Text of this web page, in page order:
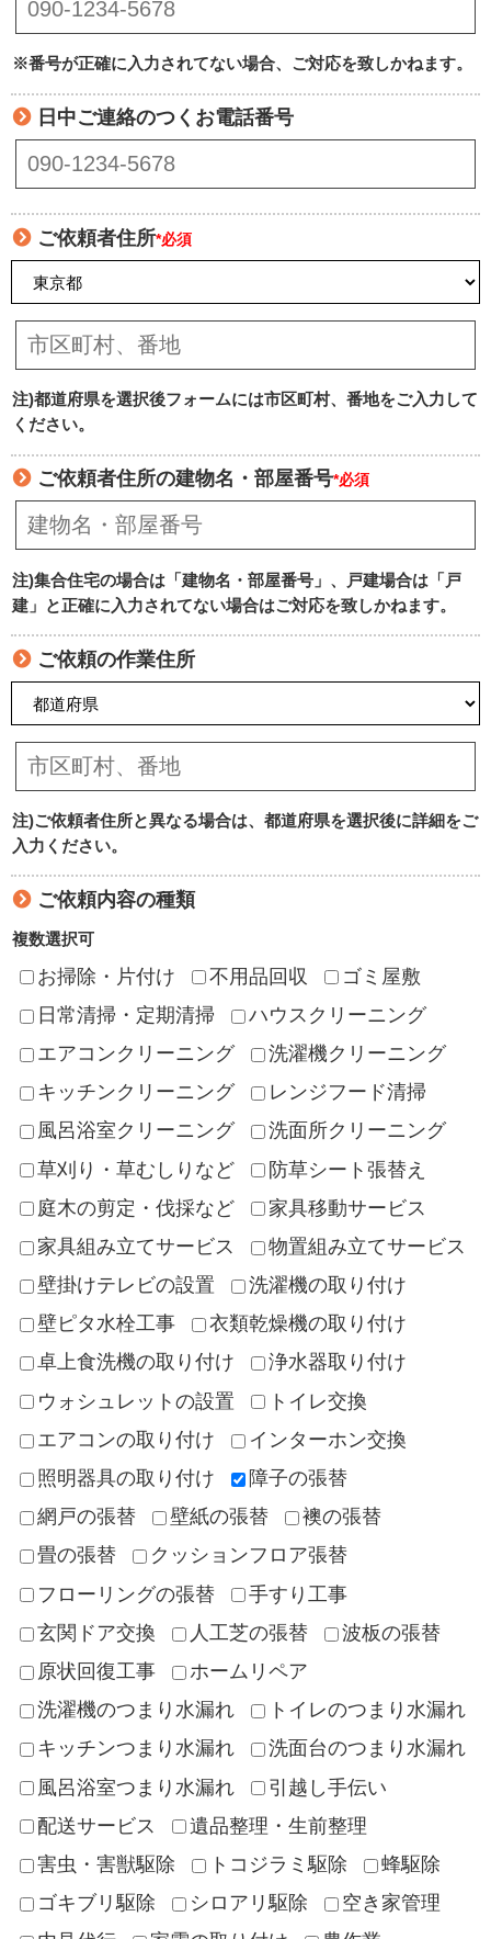
※番号が正確に入力されてない場合、ご対応を致しかねます。
日中ご連絡のつくお電話番号
ご依頼者住所*必須
注)都道府県を選択後フォームには市区町村、番地をご入力して
ください。
ご依頼者住所の建物名・部屋番号*必須
注)集合住宅の場合は「建物名・部屋番号」、戸建場合は「戸
建」と正確に入力されてない場合はご対応を致しかねます。
ご依頼の作業住所
注)ご依頼者住所と異なる場合は、都道府県を選択後に詳細をご
入力ください。
ご依頼内容の種類
複数選択可
お掃除・片付け 不用品回収
ゴミ屋敷
日常清掃・定期清掃
ハウスクリーニング
エアコンクリーニング
洗濯機クリーニング
キッチンクリーニング
レンジフード清掃
風呂浴室クリーニング
洗面所クリーニング
草刈り・草むしりなど
防草シート張替え
庭木の剪定・伐採など
家具移動サービス
家具組み立てサービス
物置組み立てサービス
壁掛けテレビの設置
洗濯機の取り付け
壁ピタ水栓工事
衣類乾燥機の取り付け
卓上食洗機の取り付け
浄水器取り付け
ウォシュレットの設置
トイレ交換
エアコンの取り付け
インターホン交換
照明器具の取り付け
障子の張替
網戸の張替
壁紙の張替
襖の張替
畳の張替
クッションフロア張替
フローリングの張替
手すり工事
玄関ドア交換
人工芝の張替
波板の張替
原状回復工事
ホームリペア
洗濯機のつまり水漏れ
トイレのつまり水漏れ
キッチンつまり水漏れ
洗面台のつまり水漏れ
風呂浴室つまり水漏れ
引越し手伝い
配送サービス
遺品整理・生前整理
害虫・害獣駆除
トコジラミ駆除
蜂駆除
ゴキブリ駆除
シロアリ駆除
空き家管理